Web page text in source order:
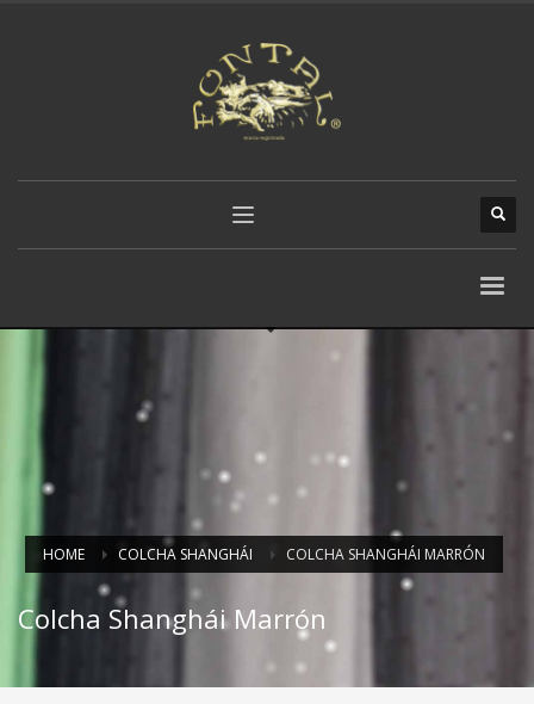
HOME COLCHA SHANGHÁI COLCHA SHANGHÁI MARRÓN
Colcha Shanghái Marrón